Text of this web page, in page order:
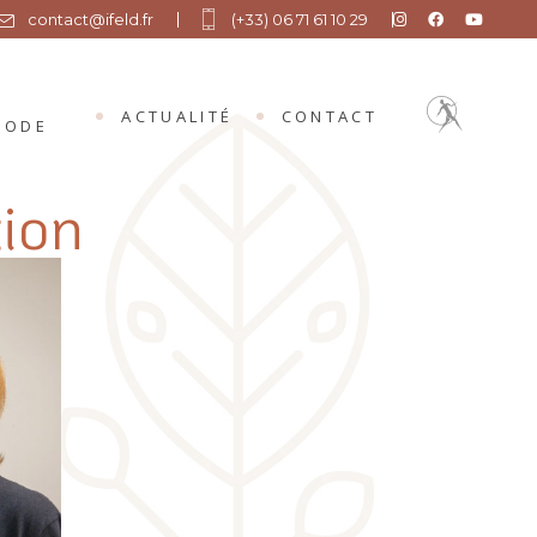
contact@ifeld.fr (+33) 06 71 61 10 29
FELDENKRAIS
DE MOSHE FELDENKRAIS
ACTUALITÉ CONTACT